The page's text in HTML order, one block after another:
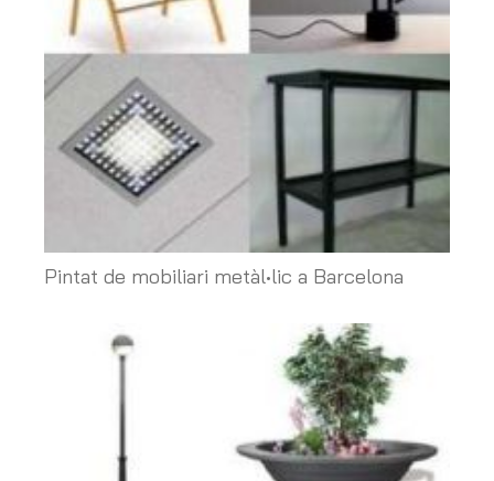
Pintat de mobiliari metàl•lic a Barcelona